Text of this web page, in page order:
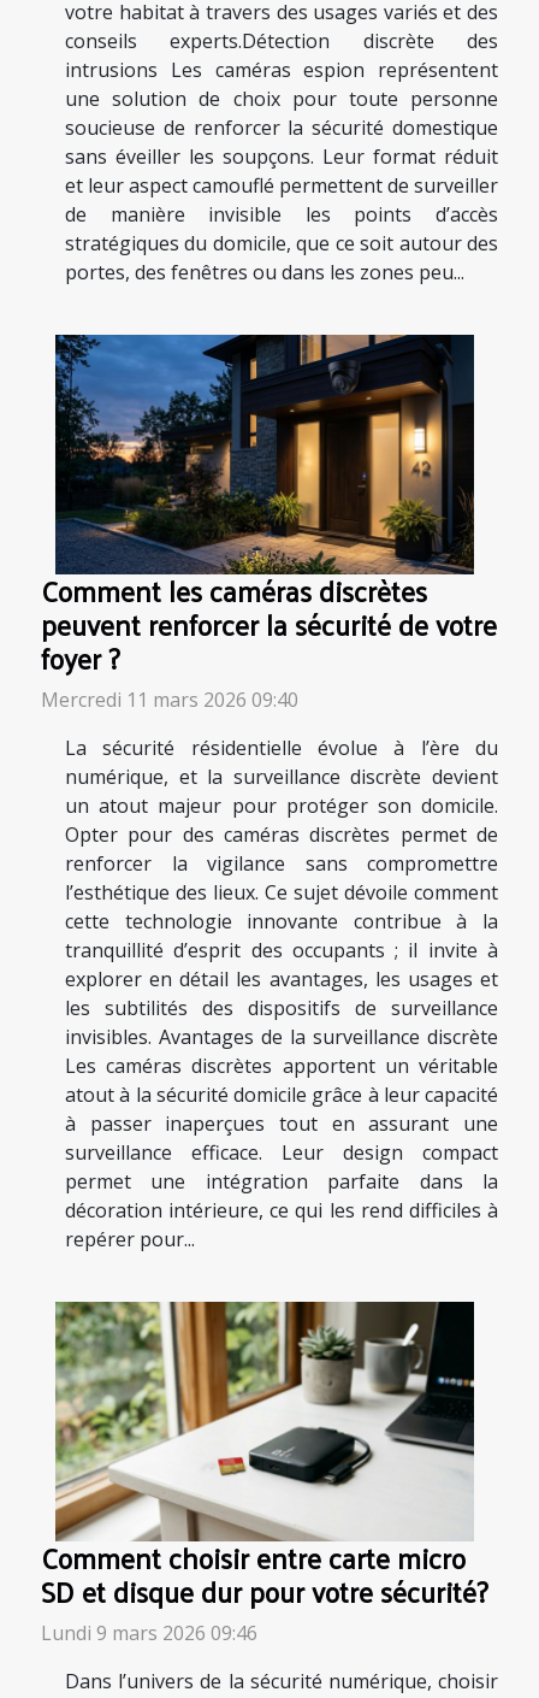
votre habitat à travers des usages variés et des
conseils experts.Détection discrète des
intrusions Les caméras espion représentent
une solution de choix pour toute personne
soucieuse de renforcer la sécurité domestique
sans éveiller les soupçons. Leur format réduit
et leur aspect camouflé permettent de surveiller
de manière invisible les points d’accès
stratégiques du domicile, que ce soit autour des
portes, des fenêtres ou dans les zones peu...
Comment les caméras discrètes
peuvent renforcer la sécurité de votre
foyer ?
Mercredi 11 mars 2026 09:40
La sécurité résidentielle évolue à l’ère du
numérique, et la surveillance discrète devient
un atout majeur pour protéger son domicile.
Opter pour des caméras discrètes permet de
renforcer la vigilance sans compromettre
l’esthétique des lieux. Ce sujet dévoile comment
cette technologie innovante contribue à la
tranquillité d’esprit des occupants ; il invite à
explorer en détail les avantages, les usages et
les subtilités des dispositifs de surveillance
invisibles. Avantages de la surveillance discrète
Les caméras discrètes apportent un véritable
atout à la sécurité domicile grâce à leur capacité
à passer inaperçues tout en assurant une
surveillance efficace. Leur design compact
permet une intégration parfaite dans la
décoration intérieure, ce qui les rend difficiles à
repérer pour...
Comment choisir entre carte micro
SD et disque dur pour votre sécurité?
Lundi 9 mars 2026 09:46
Dans l’univers de la sécurité numérique, choisir